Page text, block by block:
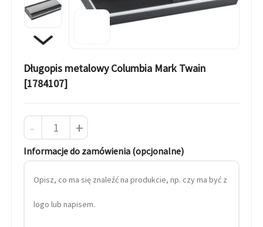
Długopis metalowy Columbia Mark Twain
[1784107]
- +
Informacje do zamówienia (opcjonalne)